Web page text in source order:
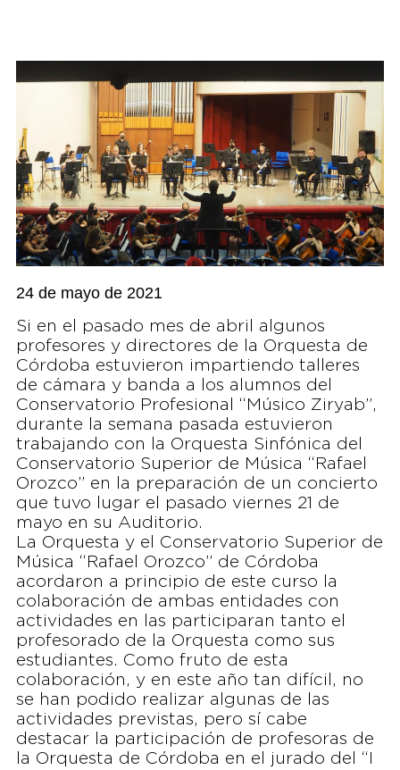
24 de mayo de 2021
Si en el pasado mes de abril algunos
profesores y directores de la Orquesta de
Córdoba estuvieron impartiendo talleres
de cámara y banda a los alumnos del
Conservatorio Profesional “Músico Ziryab”,
durante la semana pasada estuvieron
trabajando con la Orquesta Sinfónica del
Conservatorio Superior de Música “Rafael
Orozco” en la preparación de un concierto
que tuvo lugar el pasado viernes 21 de
mayo en su Auditorio.
La Orquesta y el Conservatorio Superior de
Música “Rafael Orozco” de Córdoba
acordaron a principio de este curso la
colaboración de ambas entidades con
actividades en las participaran tanto el
profesorado de la Orquesta como sus
estudiantes. Como fruto de esta
colaboración, y en este año tan difícil, no
se han podido realizar algunas de las
actividades previstas, pero sí cabe
destacar la participación de profesoras de
la Orquesta de Córdoba en el jurado del “I